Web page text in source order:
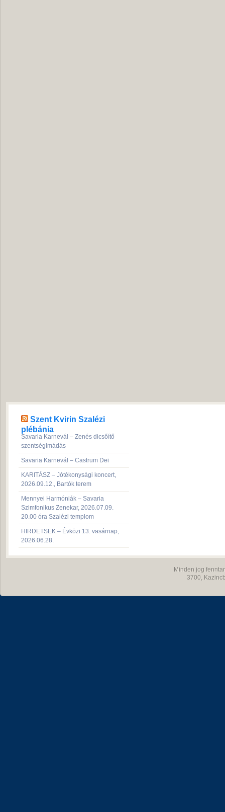
Szent Kvirin Szalézi
plébánia
Savaria Karnevál – Zenés dicsőítő
szentségimádás
Savaria Karnevál – Castrum Dei
KARITÁSZ – Jótékonysági koncert,
2026.09.12., Bartók terem
Mennyei Harmóniák – Savaria
Szimfonikus Zenekar, 2026.07.09.
20.00 óra Szalézi templom
HIRDETSEK – Évközi 13. vasárnap,
2026.06.28.
Minden jog
3700,